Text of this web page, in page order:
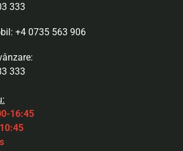
333
+4 0735 563 906
333
16:45